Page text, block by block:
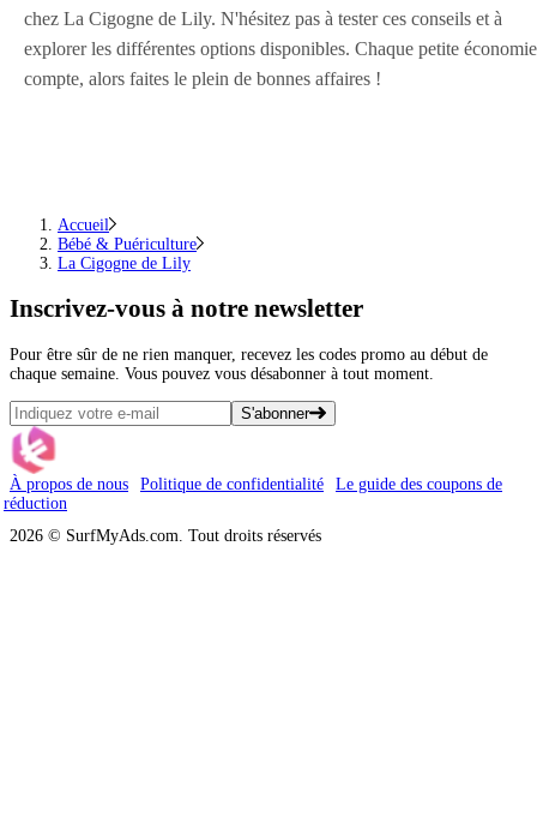
chez La Cigogne de Lily. N'hésitez pas à tester ces conseils et à
explorer les différentes options disponibles. Chaque petite économie
compte, alors faites le plein de bonnes affaires !
Accueil
Bébé & Puériculture
La Cigogne de Lily
Inscrivez-vous à notre newsletter
Pour être sûr de ne rien manquer, recevez les codes promo au début de
chaque semaine. Vous pouvez vous désabonner à tout moment.
S'abonner
À propos de nous Politique de confidentialité
Le guide des coupons de
réduction
2026 © SurfMyAds.com. Tout droits réservés